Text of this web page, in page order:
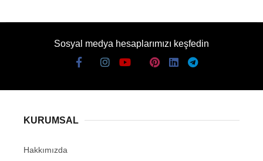
Sosyal medya hesaplarımızı keşfedin
KURUMSAL
Hakkımızda